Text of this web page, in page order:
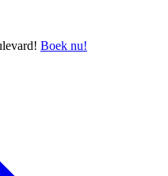
Boek nu!